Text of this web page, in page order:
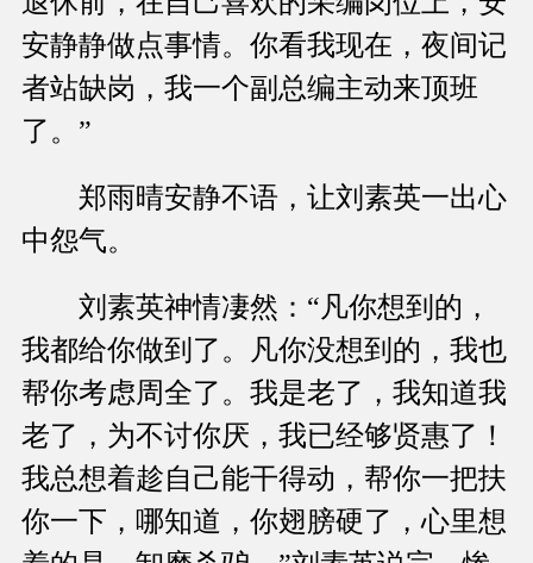
安静静做点事情。你看我现在，夜间记
者站缺岗，我一个副总编主动来顶班
了。”
郑雨晴安静不语，让刘素英一出心
中怨气。
刘素英神情凄然：“凡你想到的，
我都给你做到了。凡你没想到的，我也
帮你考虑周全了。我是老了，我知道我
老了，为不讨你厌，我已经够贤惠了！
我总想着趁自己能干得动，帮你一把扶
你一下，哪知道，你翅膀硬了，心里想